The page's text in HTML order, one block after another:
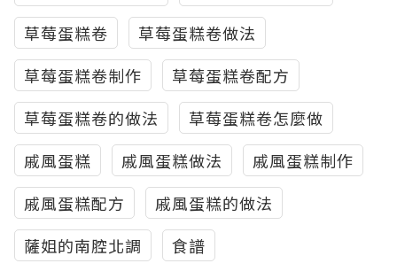
草莓蛋糕卷
草莓蛋糕卷做法
草莓蛋糕卷制作
草莓蛋糕卷配方
草莓蛋糕卷的做法
草莓蛋糕卷怎麼做
戚風蛋糕
戚風蛋糕做法
戚風蛋糕制作
戚風蛋糕配方
戚風蛋糕的做法
薩姐的南腔北調
食譜